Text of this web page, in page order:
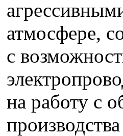
атмосфере,
с
на работу с